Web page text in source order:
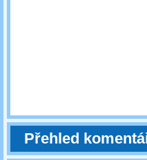
Přehled